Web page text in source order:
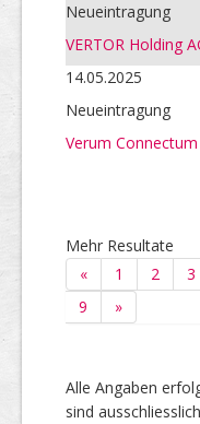
Neueintragung
VERTOR Holding
14.05.2025
Neueintragung
Verum
Mehr Resultate
«
1 2 3
9
»
Alle Angaben
sind